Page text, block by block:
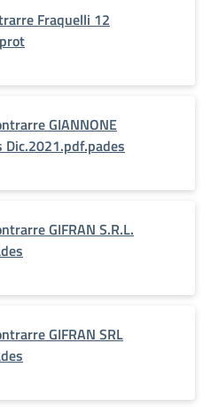
Fraquelli 12
GIANNONE
Dic.2021.pdf.pades
GIFRAN S.R.L.
GIFRAN SRL